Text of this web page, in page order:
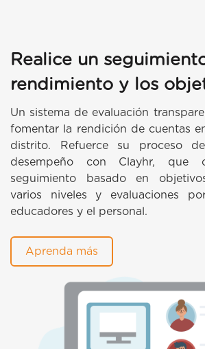
Realice un
rendimiento y los
Un sistema de evaluación
fomentar la rendición de cuentas
distrito. Refuerce su proceso
desempeño con Clayhr, que
seguimiento basado en
varios niveles y evaluaciones
educadores y el personal.
Aprenda más